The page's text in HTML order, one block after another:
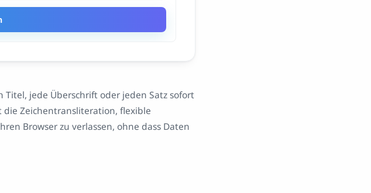
jede Überschrift oder jeden Satz sofort
Zeichentransliteration, flexible
Browser zu verlassen, ohne dass Daten